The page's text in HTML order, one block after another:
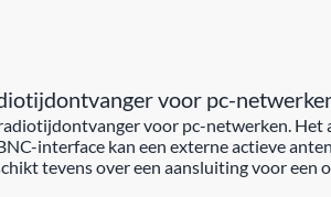
voor pc-
voor pc-netwerken.
interface kan een externe actieve
tevens over een aansluiting voor een